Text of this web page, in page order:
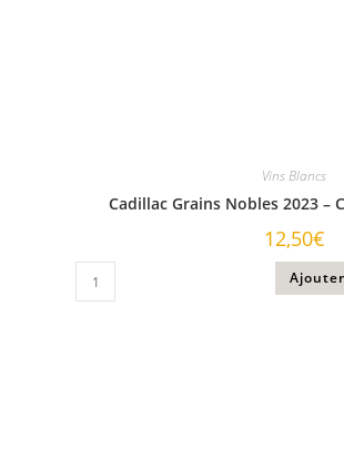
Vins Blancs
Cadillac Grains Nobles 2023 –
12,50€